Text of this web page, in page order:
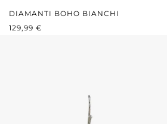
DIAMANTI BOHO BIANCHI
PREZZO NORMALE:
129,99 €